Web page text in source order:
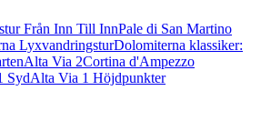
Från Inn Till InnPale di San Martino
LyxvandringsturDolomiterna klassiker:
Alta Via 2Cortina d'Ampezzo
SydAlta Via 1 Höjdpunkter